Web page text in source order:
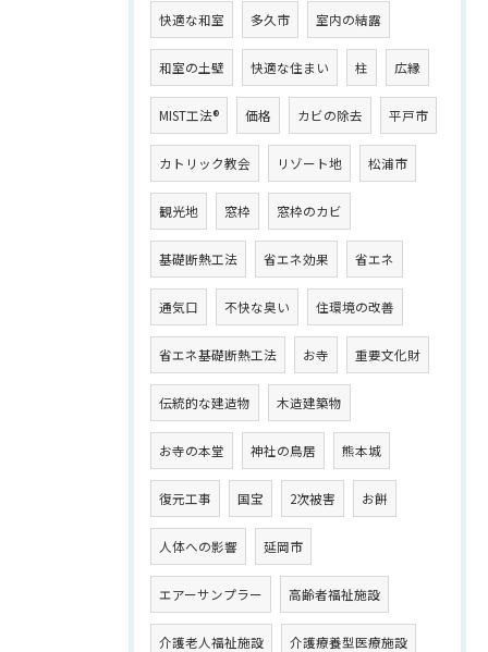
快適な和室 多久市 室内の結露
和室の土壁 快適な住まい 柱 広縁
MIST工法® 価格 カビの除去 平戸市
カトリック教会 リゾート地 松浦市
観光地 窓枠 窓枠のカビ
基礎断熱工法 省エネ効果 省エネ
通気口 不快な臭い 住環境の改善
省エネ基礎断熱工法 お寺 重要文化財
伝統的な建造物 木造建築物
お寺の本堂 神社の鳥居 熊本城
復元工事 国宝 2次被害 お餅
人体への影響 延岡市
エアーサンプラー 高齢者福祉施設
介護老人福祉施設 介護療養型医療施設